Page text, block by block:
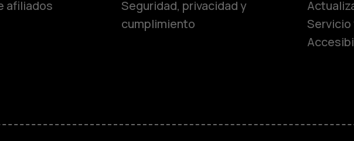
Teléfonos para
afiliados
Seguridad, privacidad y
cumplimiento
Servicio